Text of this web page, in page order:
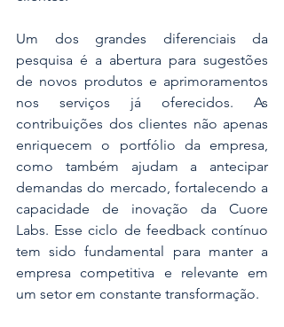
Um dos grandes diferenciais da
pesquisa é a abertura para sugestões
de novos produtos e aprimoramentos
nos serviços já oferecidos. As
contribuições dos clientes não apenas
enriquecem o portfólio da empresa,
como também ajudam a antecipar
demandas do mercado, fortalecendo a
capacidade de inovação da Cuore
Labs. Esse ciclo de feedback contínuo
tem sido fundamental para manter a
empresa competitiva e relevante em
um setor em constante transformação.